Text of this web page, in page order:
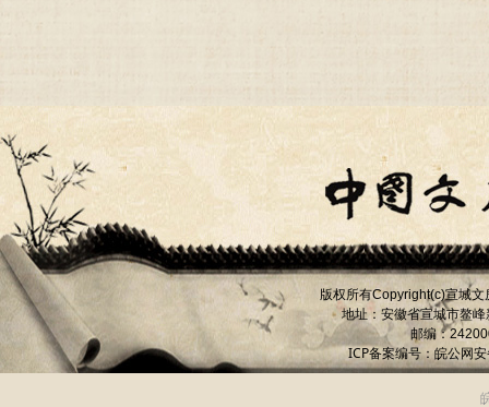
版权所有Copyright(c)宣城文
地址：安徽省宣城市鳌峰
邮编：
ICP备案编号： 皖公网